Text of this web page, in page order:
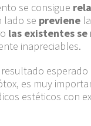
se consigue
lado se previenela
las existentes
inapreciables.
es muy
estéticos con